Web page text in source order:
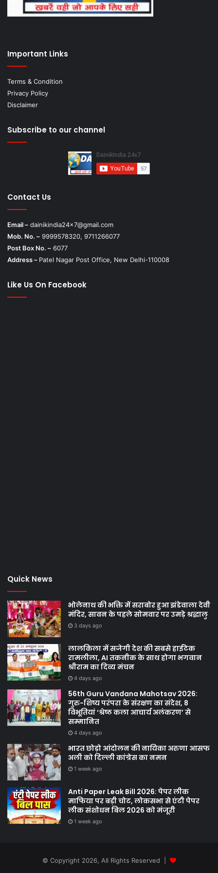
Important Links
Terms & Condition
Privacy Policy
Disclaimer
Subscribe to our channel
Contact Us
Email – dainikindia24x7@gmail.com
Mob. No. – 9999578320, 9711266077
Post Box No. – 6077
Address – Patel Nagar Post Office, New Delhi-110008
Like Us On Facebook
Quick News
भोलेनाथ की भक्ति में सराबोर हुआ झंडेवाला देवी
मंदिर, सावन के पहले सोमवार पर उमड़े श्रद्धालु
3 days ago
लालकिला में सजेगी देश की सबसे हाईटेक
रामलीला, AI तकनीक के साथ होगा भगवान
श्रीराम का दिव्य मंचन
4 days ago
56th Guru Vandana Mahotsav 2026:
गुरु-शिष्य परंपरा के संरक्षण का संदेश, 8
विभूतियां ‘श्रेष्ठ कला आचार्य अलंकरण’ से
सम्मानित
4 days ago
भारत छोड़ो आंदोलन की नायिका अरुणा आसफ
अली को दिल्ली कांग्रेस का नमन
1 week ago
Anti Paper Leak Bill 2026: पेपर लीक
माफिया पर बड़ी चोट, लोकसभा से एंटी पेपर
लीक संशोधन बिल 2026 को मंजूरी
1 week ago
© Copyright 2026, All Rights Reserved |